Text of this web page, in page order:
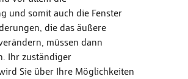
und somit auch die Fenster
die das äußere
müssen dann
Ihr zuständiger
Sie über Ihre Möglichkeiten